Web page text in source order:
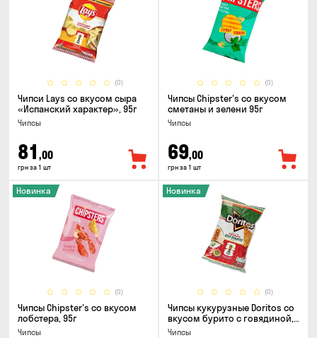
(0)
Чипси Lays со вкусом сыра
«Испанский характер», 95г
Чипсы
81 ,00
грн за 1 шт
(0)
Чипсы Chipster's со вкусом
сметаны и зелени 95г
Чипсы
69,00
грн за 1 шт
(0)
Новинка
Чипсы Chipster's со вкусом
лобстера, 95г
Чипсы
(0)
Новинка
Чипсы кукурузные Doritos со
вкусом бурито с говядиной,
90г
Чипсы